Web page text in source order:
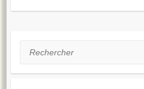
Rechercher